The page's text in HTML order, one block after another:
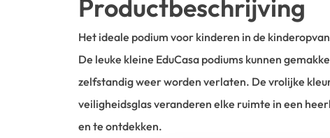
Productbeschrijving
Het ideale podium voor kinderen in de
De leuke kleine EduCasa podiums kunnen
zelfstandig weer worden verlaten. De vrolijke
veiligheidsglas veranderen elke ruimte in een
en te ontdekken.